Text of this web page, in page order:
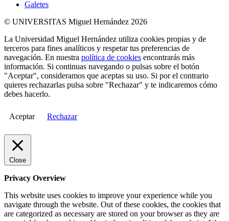
Galetes
© UNIVERSITAS Miguel Hernández 2026
La Universidad Miguel Hernández utiliza cookies propias y de
terceros para fines analíticos y respetar tus preferencias de
navegación. En nuestra política de cookies encontrarás más
información. Si continuas navegando o pulsas sobre el botón
"Aceptar", consideramos que aceptas su uso. Si por el contrario
quieres rechazarlas pulsa sobre "Rechazar" y te indicaremos cómo
debes hacerlo.
Aceptar Rechazar
Close
Privacy Overview
This website uses cookies to improve your experience while you
navigate through the website. Out of these cookies, the cookies that
are categorized as necessary are stored on your browser as they are